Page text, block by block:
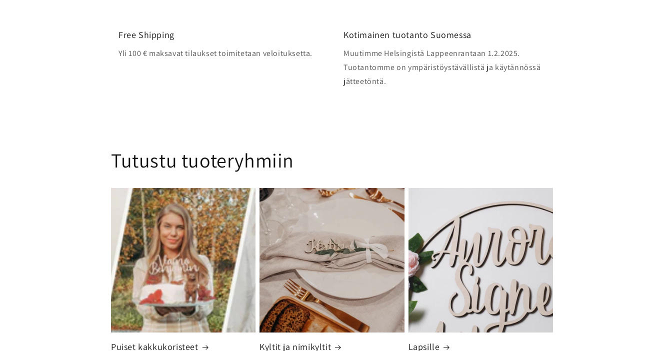
Free Shipping
Yli 100 € maksavat tilaukset toimitetaan veloituksetta.
Kotimainen tuotanto Suomessa
Muutimme Helsingistä Lappeenrantaan 1.2.2025.
Tuotantomme on ympäristöystävällistä ja käytännössä
jätteetöntä.
Tutustu tuoteryhmiin
Puiset kakkukoristeet Kyltit ja nimikyltit Lapsille